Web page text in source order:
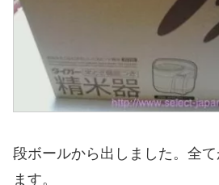
段ボールから出しました。全
ます。